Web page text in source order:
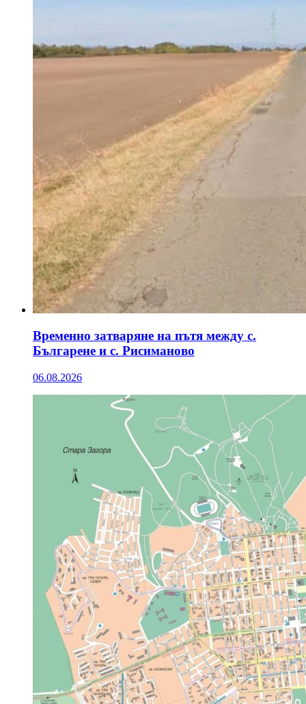
Временно затваряне на пътя между с.
Българене и с. Рисиманово
06.08.2026